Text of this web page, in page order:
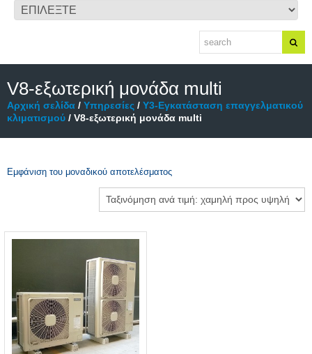
V8-εξωτερική μονάδα multi
Αρχική σελίδα / Υπηρεσίες / Υ3-Εγκατάσταση επαγγελματικού
κλιματισμού / V8-εξωτερική μονάδα multi
Εμφάνιση του μοναδικού αποτελέσματος